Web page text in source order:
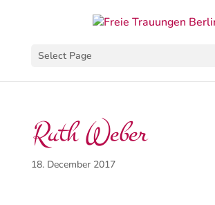
Select Page
Ruth Weber
18. December 2017